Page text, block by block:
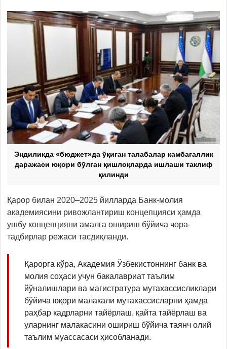
Эндиликда «бюджет»да ўқиган талабалар камбағаллик
даражаси юқори бўлган қишлоқларда ишлаши таклиф
қилинди
Қарор билан 2020–2025 йилларда Банк-молия
академиясини ривожлантириш концепцияси ҳамда
ушбу концепцияни амалга ошириш бўйича чора-
тадбирлар режаси тасдиқланди.
Қарорга кўра, Академия Ўзбекистоннинг банк ва
молия соҳаси учун бакалавриат таълим
йўналишлари ва магистратура мутахассисликлари
бўйича юқори малакали мутахассисларни ҳамда
раҳбар кадрларни тайёрлаш, қайта тайёрлаш ва
уларнинг малакасини ошириш бўйича таянч олий
таълим муассасаси ҳисобланади.